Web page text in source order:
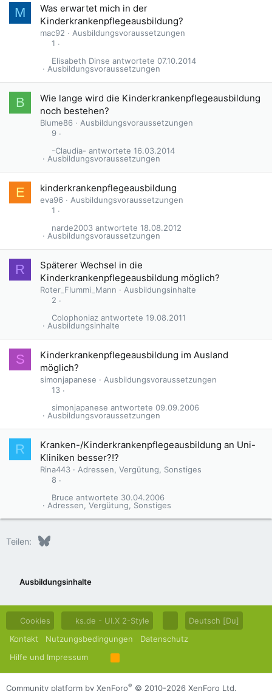
M
Was erwartet mich in der
Kinderkrankenpflegeausbildung?
mac92
Ausbildungsvoraussetzungen
1
Ausbildungsvoraussetzungen
07.10.2014
Elisabeth Dinse
B
Wie lange wird die Kinderkrankenpflegeausbildung
noch bestehen?
Blume86
Ausbildungsvoraussetzungen
9
Ausbildungsvoraussetzungen
16.03.2014
-Claudia-
E kinderkrankenpflegeausbildung
eva96
Ausbildungsvoraussetzungen
1
Ausbildungsvoraussetzungen
18.08.2012
narde2003
R
Späterer Wechsel in die
Kinderkrankenpflegeausbildung möglich?
Roter_Flummi_Mann
Ausbildungsinhalte
2
Ausbildungsinhalte
19.08.2011
Colophoniaz
S
Kinderkrankenpflegeausbildung im Ausland
möglich?
simonjapanese
Ausbildungsvoraussetzungen
13
Ausbildungsvoraussetzungen
09.09.2006
simonjapanese
R
Kranken-/Kinderkrankenpflegeausbildung an Uni-
Kliniken besser?!?
Rina443
Adressen, Vergütung, Sonstiges
8
Adressen, Vergütung, Sonstiges
30.04.2006
Bruce
Teilen: Bluesky
Ausbildungsinhalte
Cookies ks.de - UI.X 2-Style
Deutsch [Du]
Kontakt
Nutzungsbedingungen
Datenschutz
Hilfe und Impressum
R
S
S
Community platform by XenForo® © 2010-2026 XenForo Ltd.